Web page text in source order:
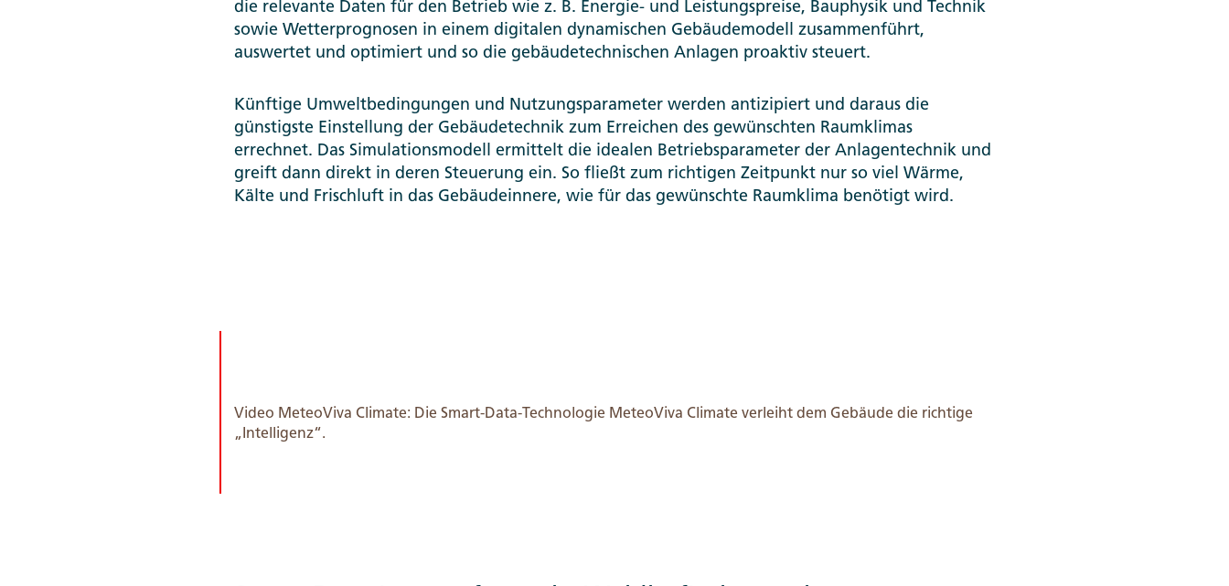
die relevante Daten für den Betrieb wie z. B. Energie- und Leistungspreise, Bauphysik und Technik
sowie Wetterprognosen in einem digitalen dynamischen Gebäudemodell zusammenführt,
auswertet und optimiert und so die gebäudetechnischen Anlagen proaktiv steuert.
Künftige Umweltbedingungen und Nutzungsparameter werden antizipiert und daraus die
günstigste Einstellung der Gebäudetechnik zum Erreichen des gewünschten Raumklimas
errechnet. Das Simulationsmodell ermittelt die idealen Betriebsparameter der Anlagentechnik und
greift dann direkt in deren Steuerung ein. So fließt zum richtigen Zeitpunkt nur so viel Wärme,
Kälte und Frischluft in das Gebäudeinnere, wie für das gewünschte Raumklima benötigt wird.
Video MeteoViva Climate: Die Smart-Data-Technologie MeteoViva Climate verleiht dem Gebäude die richtige
„Intelligenz“.